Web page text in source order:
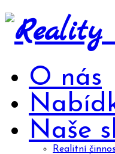
O nás
Naše
Realitní